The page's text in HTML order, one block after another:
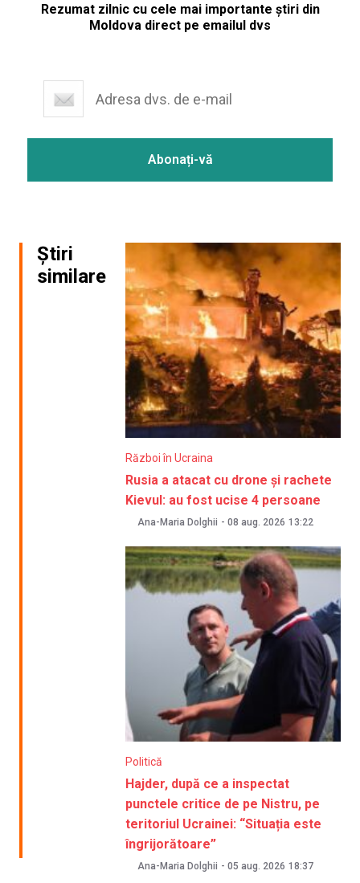
Rezumat zilnic cu cele mai importante știri din
Moldova direct pe emailul dvs
Știri
similare
Război în Ucraina
Rusia a atacat cu drone și rachete
Kievul: au fost ucise 4 persoane
Ana-Maria Dolghii - 08 aug. 2026 13:22
Politică
Hajder, după ce a inspectat
punctele critice de pe Nistru, pe
teritoriul Ucrainei: “Situația este
îngrijorătoare”
Ana-Maria Dolghii - 05 aug. 2026 18:37